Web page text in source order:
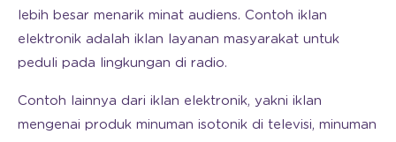
lebih besar menarik minat audiens. Contoh iklan
elektronik adalah iklan layanan masyarakat untuk
peduli pada lingkungan di radio.
Contoh lainnya dari iklan elektronik, yakni iklan
mengenai produk minuman isotonik di televisi, minuman